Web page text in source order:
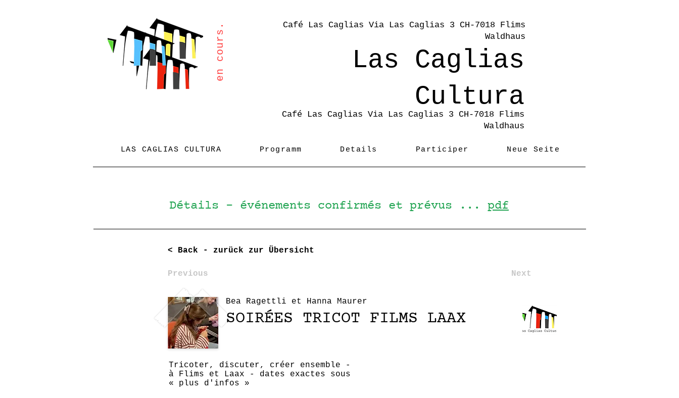
en cours.
Las Caglias
Cultura
Café Las Caglias Via Las Caglias 3 CH-7018 Flims
Waldhaus
LAS CAGLIAS CULTURA Programm Details Participer Neue Seite
Café Las Caglias Via Las Caglias 3 CH-7018 Flims
Waldhaus
Détails - événements confirmés et prévus ... pdf
< Back - zurück zur Übersicht
Previous Next
Bea Ragettli et Hanna Maurer
SOIRÉES TRICOT FILMS LAAX
Tricoter, discuter, créer ensemble -
à Flims et Laax - dates exactes sous
« plus d'infos »